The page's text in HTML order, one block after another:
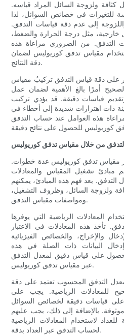
ولزوجة السائل المراد قياسه.
للتغيرات في خصائص السوائل، لذا
إلى عدم دقة قياسات التدفق.
خارجية، مثل درجة الحرارة والضغط،
التدفق. من الضروري مراعاة هذه
مقياس تدفق كوريوليس لضمان
دقة النتائج.
على دقة قياس التدفق تركيبُ مقياس
أمرًا بالغ الأهمية لضمان عمل
قياسات دقيقة. قد يؤدي تركيب
ذات اهتزازات شديدة إلى أخطاء في
هذه العوامل عند حساب التدفق
من خلال مقياس تدفق كوريوليس
مقياس تدفق كوريوليس عدة خطوات.
مبادئ تشغيل المقياس والمعادلات
التدفق. بعد فهم هذه المبادئ، يمكنهم
ولزوجة السائل، وظروف التشغيل،
ومواصفات مقياس التدفق.
المعادلات الرياضية التي يوفرها
تأخذ هذه المعادلات في الاعتبار
والإخراج، والخصائص الفيزيائية
البيانات ذات الصلة في هذه
على قياس دقيق لمعدل التدفق
عبر مقياس تدفق كوريوليس.
التدفق المحسوب تعتمد على دقة
للمعادلات الرياضية. يجب على
قياسات دقيقة لخصائص السوائل
بالإضافة إلى ذلك، يجب عليهم
لاستخدام المعادلات الرياضية
لحساب التدفق عبر العداد بدقة.